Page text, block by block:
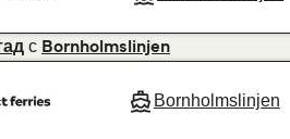
с Bornholmslinjen
Bornholmslinjen